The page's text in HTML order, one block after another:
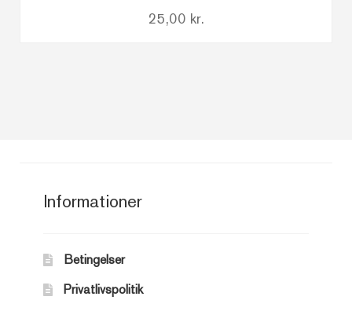
25,00 kr.
Informationer
Betingelser
Privatlivspolitik